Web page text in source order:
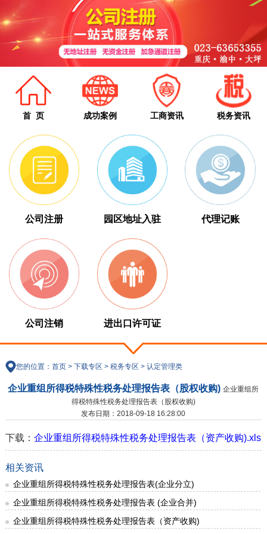
首 页 成功案例 工商资讯 税务资讯
公司注册 园区地址入驻 代理记账
公司注销 进出口许可证
您的位置： 首页> 下载专区> 税务专区> 认定管理类
企业重组所得税特殊性税务处理报告表（股权收购)企业重组所
得税特殊性税务处理报告表（股权收购)
发布日期：2018-09-18 16:28:00
下载： 企业重组所得税特殊性税务处理报告表（资产收购).xls
相关资讯
企业重组所得税特殊性税务处理报告表(企业分立)
企业重组所得税特殊性税务处理报告表 (企业合并)
企业重组所得税特殊性税务处理报告表（资产收购)